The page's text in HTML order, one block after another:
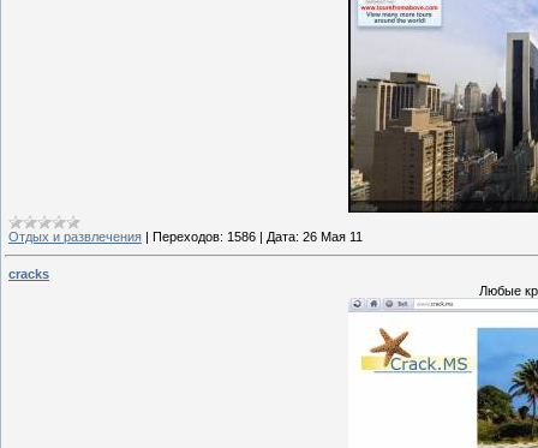
Отдых и развлечения Переходов: 1586 Дата: 26 Мая 11
cracks
Любые